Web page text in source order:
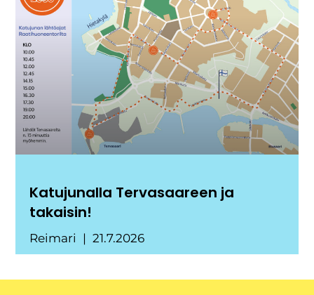
Katujunalla Tervasaareen ja
takaisin!
Reimari 21.7.2026